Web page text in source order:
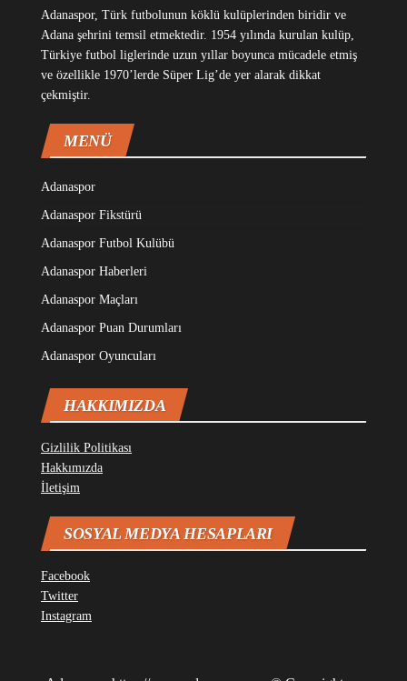
Adanaspor, Türk futbolunun köklü kulüplerinden biridir ve
Adana şehrini temsil etmektedir. 1954 yılında kurulan kulüp,
Türkiye futbol liglerinde uzun yıllar boyunca mücadele etmiş
ve özellikle 1970’lerde Süper Lig’de yer alarak dikkat
çekmiştir.
MENÜ
Adanaspor
Adanaspor Fikstürü
Adanaspor Futbol Kulübü
Adanaspor Haberleri
Adanaspor Maçları
Adanaspor Puan Durumları
Adanaspor Oyuncuları
HAKKIMIZDA
Gizlilik Politikası
Hakkımızda
İletişim
SOSYAL MEDYA HESAPLARI
Facebook
Twitter
Instagram